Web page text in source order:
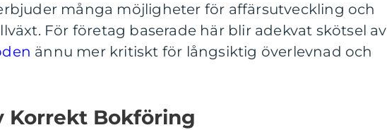
många möjligheter för affärsutveckling och
För företag baserade här blir adekvat skötsel av
ännu mer kritiskt för långsiktig överlevnad och
Korrekt Bokföring